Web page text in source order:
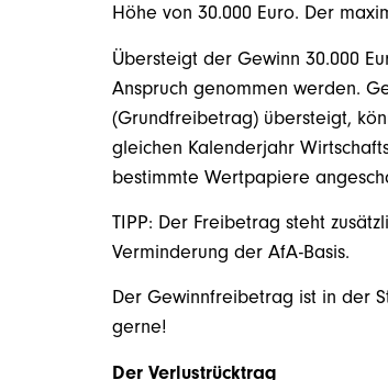
Höhe von 30.000 Euro. Der
Übersteigt der Gewinn 30.000
Anspruch genommen werden.
(Grundfreibetrag) übersteigt,
gleichen Kalenderjahr
bestimmte Wertpapiere
TIPP: Der Freibetrag steht
Verminderung der AfA-Basis.
Der Gewinnfreibetrag ist in der
gerne!
Der Verlustrücktrag